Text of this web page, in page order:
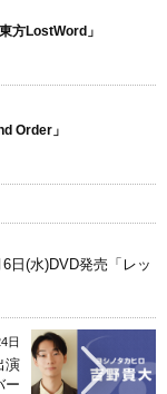
方LostWord」
Order」
日(水)DVD発売「レッ
日
演
ー